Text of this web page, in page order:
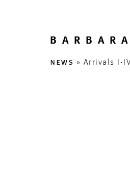
news » Arrivals I-IV